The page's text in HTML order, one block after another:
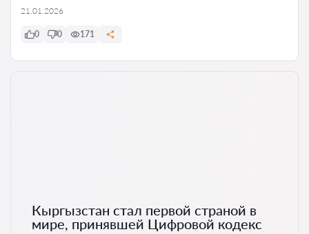
21.01.2026
0 0 171
Кыргызстан стал первой страной в
мире, принявшей Цифровой кодекс